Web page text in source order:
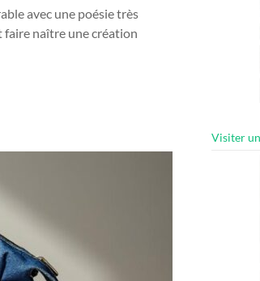
avec une poésie très
faire naître une création
Visiter